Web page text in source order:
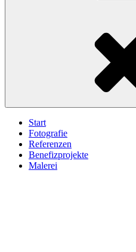
Start
Fotografie
Referenzen
Benefizprojekte
Malerei